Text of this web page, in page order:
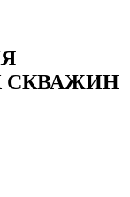
СКВАЖИН